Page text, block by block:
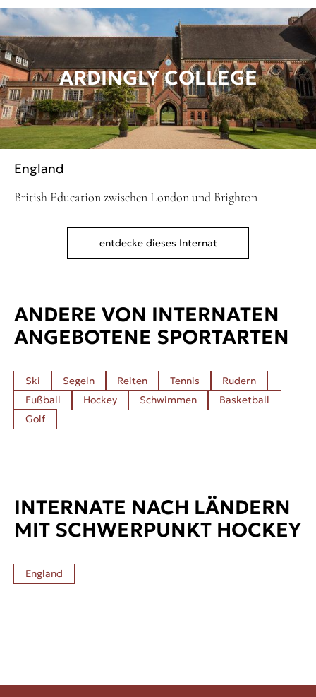
ARDINGLY COLLEGE
England
British Education zwischen London und Brighton
entdecke dieses Internat
ANDERE VON INTERNATEN
ANGEBOTENE SPORTARTEN
Ski Segeln Reiten Tennis
Rudern
Fußball
Hockey Schwimmen
Basketball
Golf
INTERNATE NACH LÄNDERN
MIT SCHWERPUNKT HOCKEY
England